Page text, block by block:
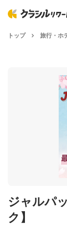
トップ 旅行・ホ
ジャルパ
ク】